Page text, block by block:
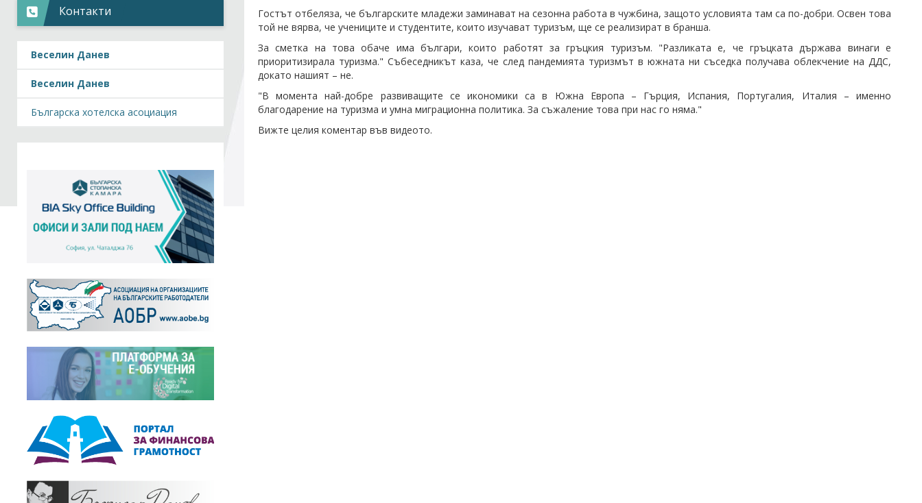
Гостът отбеляза, че българските младежи заминават на сезонна работа в чужбина, защото условията там са по-добри. Освен това
той не вярва, че учениците и студентите, които изучават туризъм, ще се реализират в бранша.
За сметка на това обаче има българи, които работят за гръцкия туризъм. "Разликата е, че гръцката държава винаги е
приоритизирала туризма." Събеседникът каза, че след пандемията туризмът в южната ни съседка получава облекчение на ДДС,
докато нашият – не.
"В момента най-добре развиващите се икономики са в Южна Европа – Гърция, Испания, Португалия, Италия – именно
благодарение на туризма и умна миграционна политика. За съжаление това при нас го няма."
Вижте целия коментар във видеото.
Контакти
Веселин Данев
Веселин Данев
Българска хотелска асоциация